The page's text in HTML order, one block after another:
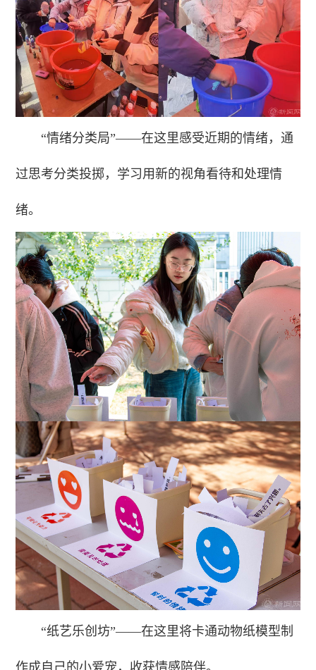
“情绪分类局”——在这里感受近期的情绪，通
过思考分类投掷，学习用新的视角看待和处理情
绪。
“纸艺乐创坊”——在这里将卡通动物纸模型制